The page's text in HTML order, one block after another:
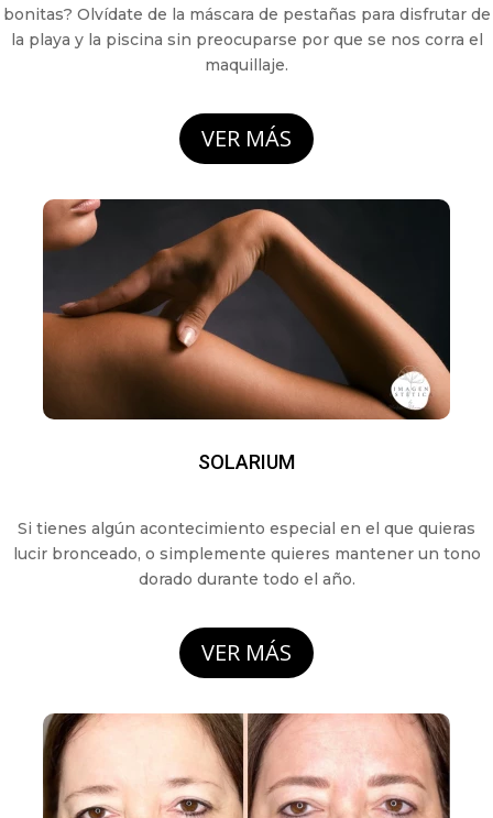
bonitas? Olvídate de la máscara de pestañas para disfrutar de
la playa y la piscina sin preocuparse por que se nos corra el
maquillaje.
VER MÁS
SOLARIUM
Si tienes algún acontecimiento especial en el que quieras
lucir bronceado, o simplemente quieres mantener un tono
dorado durante todo el año.
VER MÁS